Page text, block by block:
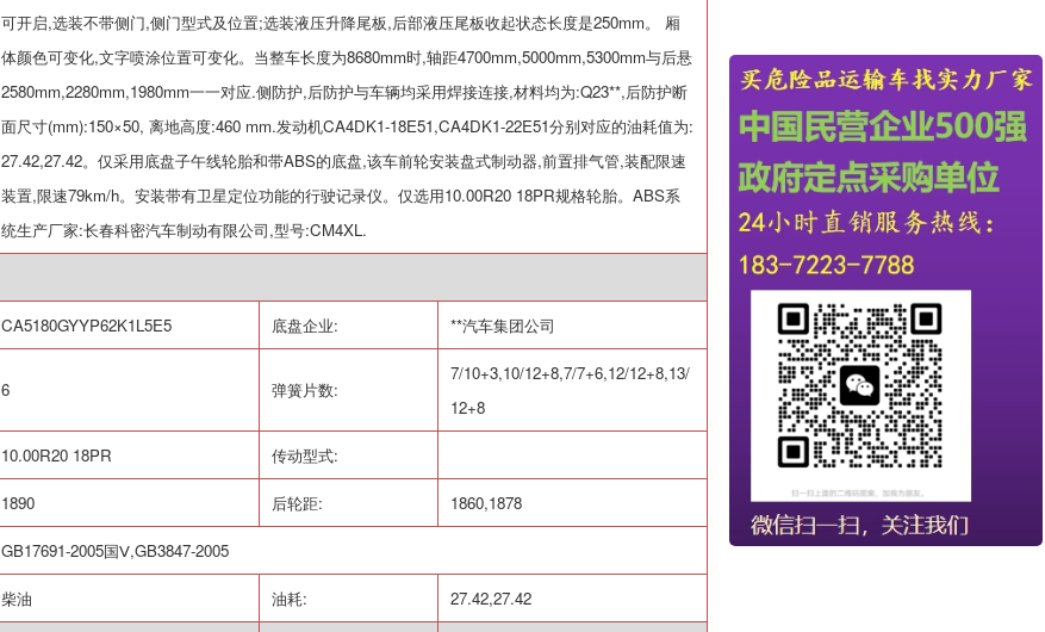
可开启,选装不带侧门,侧门型式及位置;选装液压升降尾板,后部液压尾板收起状态长度是250mm。 厢
体颜色可变化,文字喷涂位置可变化。当整车长度为8680mm时,轴距4700mm,5000mm,5300mm与后悬
2580mm,2280mm,1980mm一一对应.侧防护,后防护与车辆均采用焊接连接,材料均为:Q23**,后防护断
面尺寸(mm):150×50, 离地高度:460 mm.发动机CA4DK1-18E51,CA4DK1-22E51分别对应的油耗值为:
27.42,27.42。仅采用底盘子午线轮胎和带ABS的底盘,该车前轮安装盘式制动器,前置排气管,装配限速
装置,限速79km/h。安装带有卫星定位功能的行驶记录仪。仅选用10.00R20 18PR规格轮胎。 ABS系
统生产厂家:长春科密汽车制动有限公司,型号:CM4XL.
CA5180GYYP62K1L5E5 底盘企业: **汽车集团公司
6 弹簧片数:
7/10+3,10/12+8,7/7+6,12/12+8,13/
12+8
10.00R20 18PR 传动型式:
1890 后轮距: 1860,1878
GB17691-2005国Ⅴ,GB3847-2005
柴油 油耗: 27.42,27.42